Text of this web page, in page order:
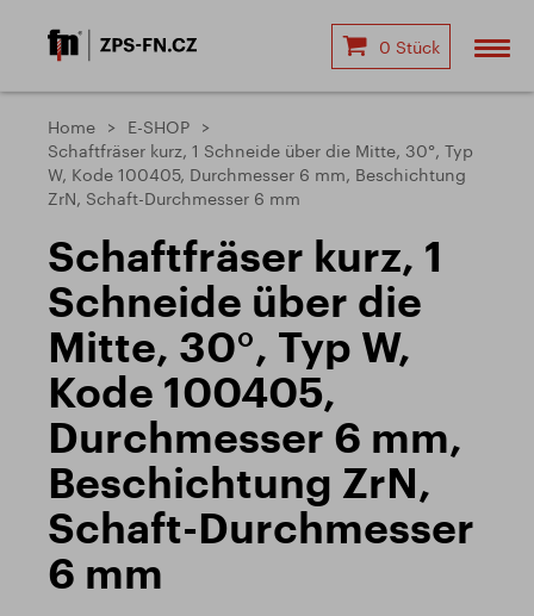
0 Stück
Home
E-SHOP
Schaftfräser kurz, 1 Schneide über die Mitte, 30°, Typ
W, Kode 100405, Durchmesser 6 mm, Beschichtung
ZrN, Schaft-Durchmesser 6 mm
Schaftfräser kurz, 1
Schneide über die
Mitte, 30°, Typ W,
Kode 100405,
Durchmesser 6 mm,
Beschichtung ZrN,
Schaft-Durchmesser
6 mm